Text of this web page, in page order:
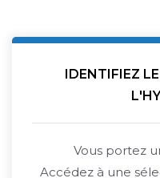
IDENTIFIEZ
Vous portez
Accédez à une